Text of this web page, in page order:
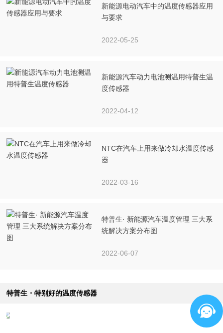
新能源电动汽车中的温度传感器应用
与要求
2022-05-25
新能源汽车动力电池测温用特普生温
度传感器
2022-04-12
NTC在汽车上用来做冷却水温度传感
器
2022-03-16
特普生· 新能源汽车温度管理 三大系
统解决方案分布图
2022-06-07
特普生・特别好的温度传感器